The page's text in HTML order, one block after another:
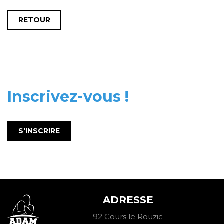
RETOUR
Inscrivez-vous !
S'INSCRIRE
ADRESSE
92 Cours le Rouzic